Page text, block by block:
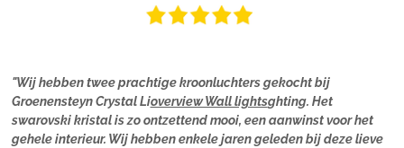
"Wij hebben twee prachtige kroonluchters gekocht bij
Groenensteyn Crystal Lioverview Wall lightsghting. Het
swarovski kristal is zo ontzettend mooi, een aanwinst voor het
gehele interieur. Wij hebben enkele jaren geleden bij deze lieve